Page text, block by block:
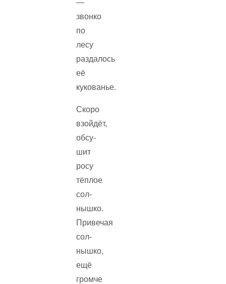
—
звонко
по
лесу
раздалось
её
кукованье.
Скоро
взойдёт,
обсу­
шит
росу
тёплое
сол­
нышко.
Привечая
сол­
нышко,
ещё
громче